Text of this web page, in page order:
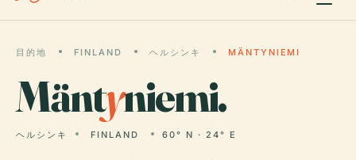
目的地 FINLAND ヘルシンキ MÄNTYNIEMI
Mäntyniemi.
ヘルシンキ FINLAND 60° N · 24° E